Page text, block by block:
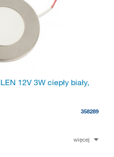
12V 3W ciepły biały,
358289
więcej